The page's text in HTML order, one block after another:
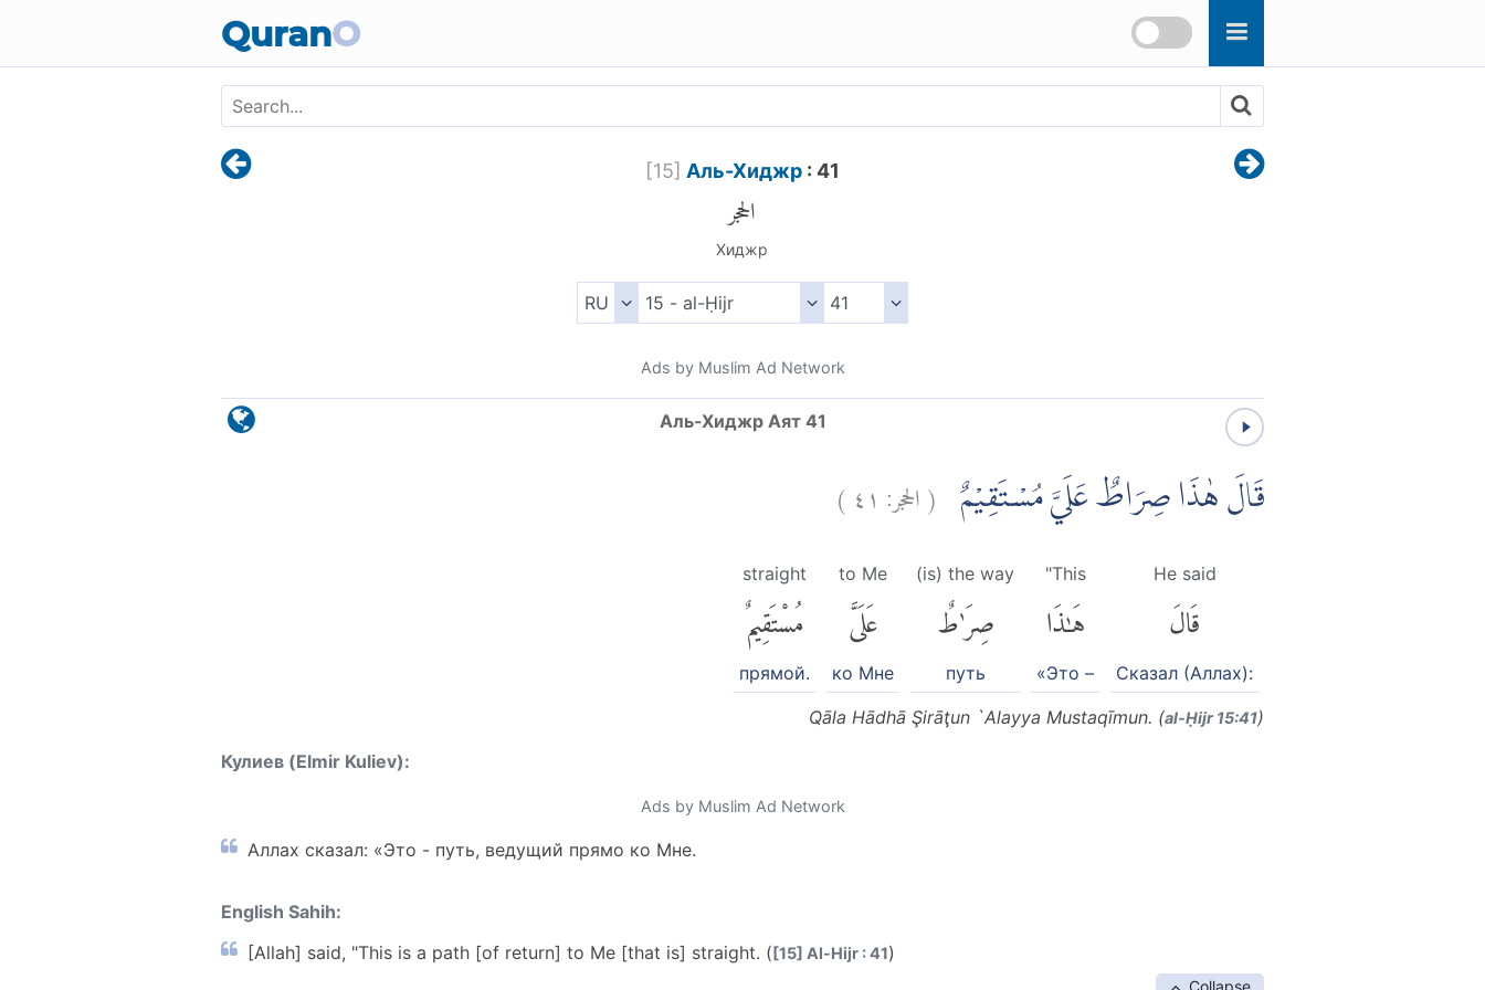
QuranO
[15] Аль-Хиджр: 41
الحجر
Хиджр
Ads by Muslim Ad Network
Аль-Хиджр Аят 41
قَالَ هٰذَا صِرَاطٌ عَلَيَّ مُسْتَقِيْمٌ (الحجر: ٤١)
He said
قَالَ
Сказал (Аллах):
"This
هَٰذَا
«Это –
(is) the way
صِرَٰطٌ
путь
to Me
عَلَىَّ
ко Мне
straight
مُسْتَقِيمٌ
прямой.
Qāla Hādhā Şirāţun `Alayya Mustaqīmun. (al-Ḥijr 15:41)
Кулиев (Elmir Kuliev):
Ads by Muslim Ad Network
Аллах сказал: «Это - путь, ведущий прямо ко Мне.
English Sahih:
[Allah] said, "This is a path [of return] to Me [that is] straight. ([15] Al-Hijr : 41)
Collapse